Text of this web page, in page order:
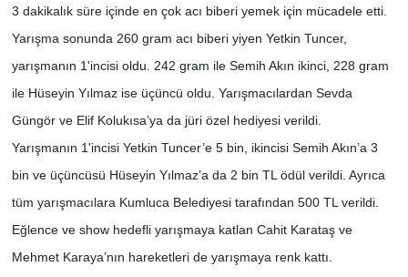
3 dakikalık süre içinde en çok acı biberi yemek için mücadele etti.
Yarışma sonunda 260 gram acı biberi yiyen Yetkin Tuncer,
yarışmanın 1'incisi oldu. 242 gram ile Semih Akın ikinci, 228 gram
ile Hüseyin Yılmaz ise üçüncü oldu. Yarışmacılardan Sevda
Güngör ve Elif Kolukısa’ya da jüri özel hediyesi verildi.
Yarışmanın 1'incisi Yetkin Tuncer’e 5 bin, ikincisi Semih Akın’a 3
bin ve üçüncüsü Hüseyin Yılmaz’a da 2 bin TL ödül verildi. Ayrıca
tüm yarışmacılara Kumluca Belediyesi tarafından 500 TL verildi.
Eğlence ve show hedefli yarışmaya katlan Cahit Karataş ve
Mehmet Karaya’nın hareketleri de yarışmaya renk kattı.